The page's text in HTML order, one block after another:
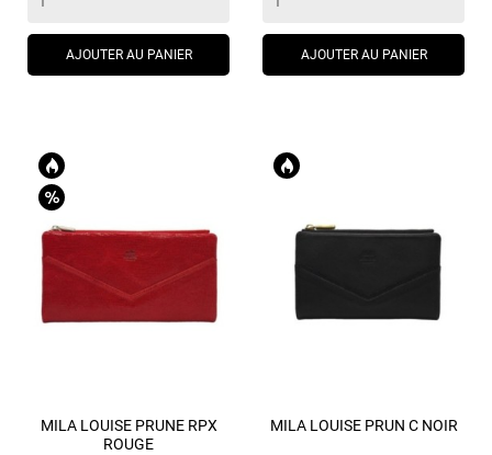
AJOUTER AU PANIER AJOUTER AU PANIER
MILA LOUISE PRUNE RPX
ROUGE
MILA LOUISE PRUN C NOIR